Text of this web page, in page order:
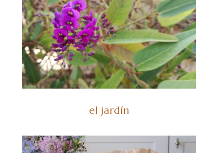
el jardín